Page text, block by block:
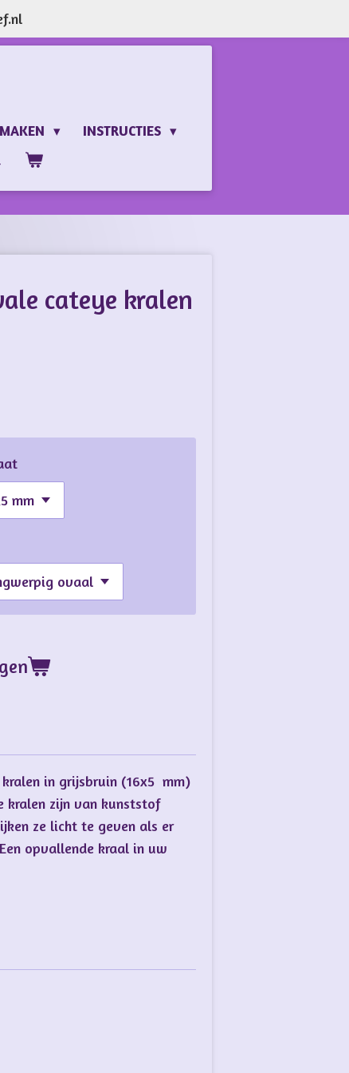
INSTRUCTIES
cateye kralen
in grijsbruin (16x5 mm)
kralen zijn van kunststof
ze licht te geven als er
opvallende kraal in uw